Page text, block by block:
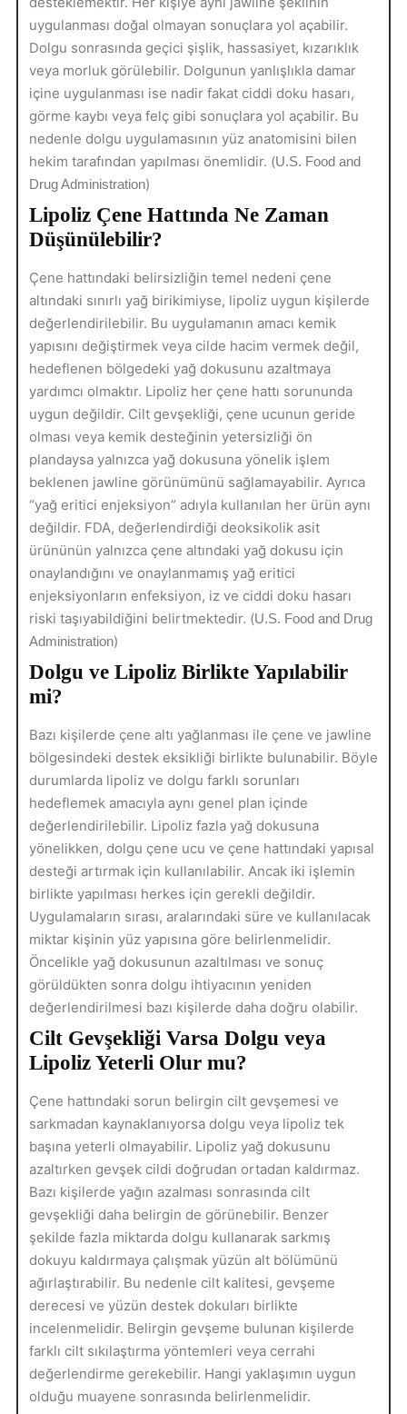
uygulanması doğal olmayan sonuçlara yol açabilir.
Dolgu sonrasında geçici şişlik, hassasiyet, kızarıklık
veya morluk görülebilir. Dolgunun yanlışlıkla damar
içine uygulanması ise nadir fakat ciddi doku hasarı,
görme kaybı veya felç gibi sonuçlara yol açabilir. Bu
nedenle dolgu uygulamasının yüz anatomisini bilen
hekim tarafından yapılması önemlidir. (U.S. Food and
Drug Administration)
Lipoliz Çene Hattında Ne Zaman
Düşünülebilir?
Çene hattındaki belirsizliğin temel nedeni çene
altındaki sınırlı yağ birikimiyse, lipoliz uygun kişilerde
değerlendirilebilir. Bu uygulamanın amacı kemik
yapısını değiştirmek veya cilde hacim vermek değil,
hedeflenen bölgedeki yağ dokusunu azaltmaya
yardımcı olmaktır. Lipoliz her çene hattı sorununda
uygun değildir. Cilt gevşekliği, çene ucunun geride
olması veya kemik desteğinin yetersizliği ön
plandaysa yalnızca yağ dokusuna yönelik işlem
beklenen jawline görünümünü sağlamayabilir. Ayrıca
“yağ eritici enjeksiyon” adıyla kullanılan her ürün aynı
değildir. FDA, değerlendirdiği deoksikolik asit
ürününün yalnızca çene altındaki yağ dokusu için
onaylandığını ve onaylanmamış yağ eritici
enjeksiyonların enfeksiyon, iz ve ciddi doku hasarı
riski taşıyabildiğini belirtmektedir. (U.S. Food and Drug
Administration)
Dolgu ve Lipoliz Birlikte Yapılabilir
mi?
Bazı kişilerde çene altı yağlanması ile çene ve jawline
bölgesindeki destek eksikliği birlikte bulunabilir. Böyle
durumlarda lipoliz ve dolgu farklı sorunları
hedeflemek amacıyla aynı genel plan içinde
değerlendirilebilir. Lipoliz fazla yağ dokusuna
yönelikken, dolgu çene ucu ve çene hattındaki yapısal
desteği artırmak için kullanılabilir. Ancak iki işlemin
birlikte yapılması herkes için gerekli değildir.
Uygulamaların sırası, aralarındaki süre ve kullanılacak
miktar kişinin yüz yapısına göre belirlenmelidir.
Öncelikle yağ dokusunun azaltılması ve sonuç
görüldükten sonra dolgu ihtiyacının yeniden
değerlendirilmesi bazı kişilerde daha doğru olabilir.
Cilt Gevşekliği Varsa Dolgu veya
Lipoliz Yeterli Olur mu?
Çene hattındaki sorun belirgin cilt gevşemesi ve
sarkmadan kaynaklanıyorsa dolgu veya lipoliz tek
başına yeterli olmayabilir. Lipoliz yağ dokusunu
azaltırken gevşek cildi doğrudan ortadan kaldırmaz.
Bazı kişilerde yağın azalması sonrasında cilt
gevşekliği daha belirgin de görünebilir. Benzer
şekilde fazla miktarda dolgu kullanarak sarkmış
dokuyu kaldırmaya çalışmak yüzün alt bölümünü
ağırlaştırabilir. Bu nedenle cilt kalitesi, gevşeme
derecesi ve yüzün destek dokuları birlikte
incelenmelidir. Belirgin gevşeme bulunan kişilerde
farklı cilt sıkılaştırma yöntemleri veya cerrahi
değerlendirme gerekebilir. Hangi yaklaşımın uygun
olduğu muayene sonrasında belirlenmelidir.